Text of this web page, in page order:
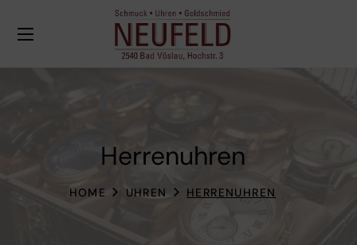
Herrenuhren
HOME UHREN HERRENUHREN